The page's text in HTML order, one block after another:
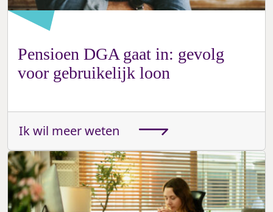
Pensioen DGA gaat in: gevolg
voor gebruikelijk loon
Ik wil meer weten